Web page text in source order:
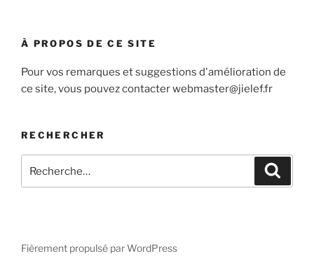
À PROPOS DE CE SITE
Pour vos remarques et suggestions d'amélioration de
ce site, vous pouvez contacter webmaster@jielef.fr
RECHERCHER
pour
Fièrement propulsé par WordPress